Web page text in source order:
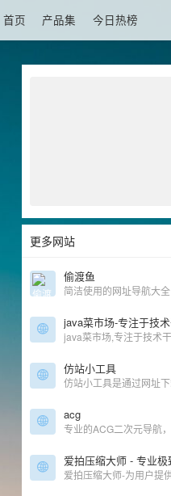
首页 产品集 今日热榜
更多网站
偷渡鱼
简洁使用的网址导航大全
仿站小工具
acg